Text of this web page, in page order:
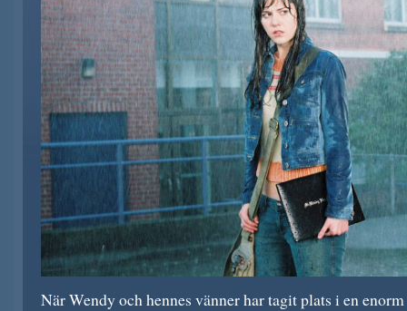
När Wendy och hennes vänner har tagit plats i en